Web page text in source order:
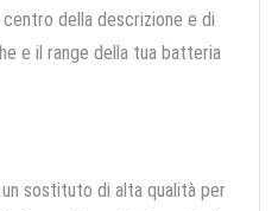
della descrizione e di
e il range della tua batteria
sostituto di alta qualità per